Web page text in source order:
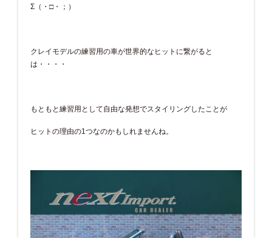
Σ（・□・；）
クレイモデルの練習用の車が世界的なヒットに繋がると
は・・・・
もともと練習用として自由な発想でスタイリングしたことが
ヒットの理由の1つなのかもしれませんね。